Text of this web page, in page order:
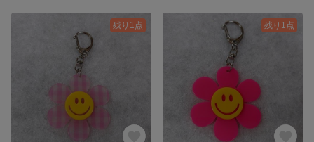
残り1点 残り1点